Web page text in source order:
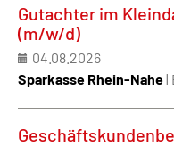
Gutachter im
(m/w/d)
04.08.2026
Sparkasse Rhein-Nahe|